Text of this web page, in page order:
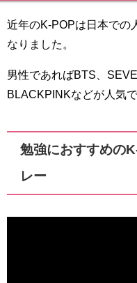
近年のK-POPは日本での
なりました。
男性であればBTS、
BLACKPINKなどが人気で
勉強におすすめの
レー